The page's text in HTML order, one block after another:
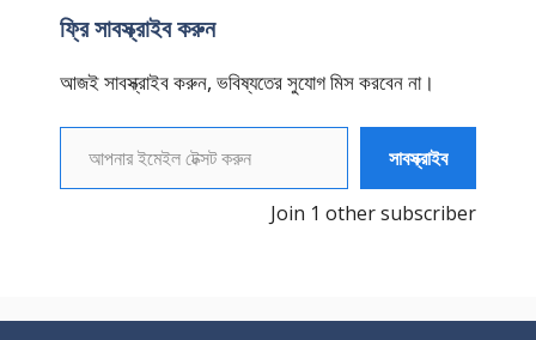
ফ্রি সাবস্ক্রাইব করুন
আজই সাবস্ক্রাইব করুন, ভবিষ্যতের সুযোগ মিস করবেন না।
আপনার ইমেইল টেক্সট করুন
সাবস্ক্রাইব
Join 1 other subscriber